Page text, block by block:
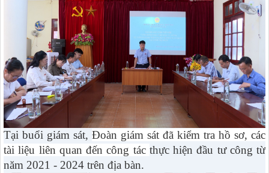
Tại buổi giám sát, Đoàn giám sát đã kiểm tra hồ sơ, các
tài liệu liên quan đến công tác thực hiện đầu tư công từ
năm 2021 - 2024 trên địa bàn.